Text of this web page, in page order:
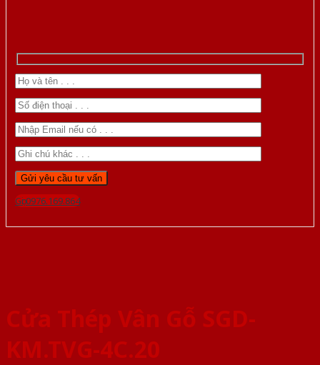
Gọi 0976.169.864
Cửa Thép Vân Gỗ SGD-
KM.TVG-4C.20